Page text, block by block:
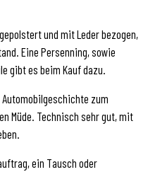
und mit Leder bezogen,
Eine Persenning, sowie
gibt es beim Kauf dazu.
zum
Müde. Technisch sehr gut, mit
ein Tausch oder